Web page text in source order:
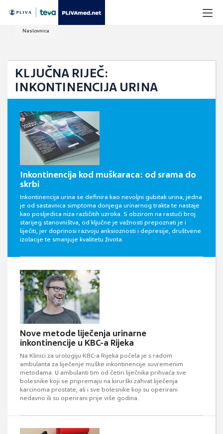
Naslovnica
KLJUČNA RIJEČ:
INKONTINENCIJA URINA
Inkontinencija kod muškaraca: od srama do
skrbi
Inkontinencija urina se definira kao nevoljni gubitak urina, jedna
je od sastavnica simptoma donjega urinarnog trakta te nastaje
kao posljedica niza različitih uzroka. S obzirom na rastući broj
starijeg stanovništva, od ključne je važnosti prepoznati je i
liječiti, jer doprinosi razvoju anksioznosti i depresije, društvene
izolacije te smanjuje kvalitetu života.
Nove metode liječenja urinarne
inkontinencije u KBC-a Rijeka
Na Klinici za urologiju KBC-a Rijeka počela je s radom
ambulanta za liječenje muške inkontinencije suvremenim
metodama. U ambulanti tim od četiri liječnika prihvaća sve
bolesnike koji se pripremaju na kirurški zahvat liječenja
karcinoma prostate, ali i sve bolesnike koji su operirani
nedavno ili su operirani prije više godina.